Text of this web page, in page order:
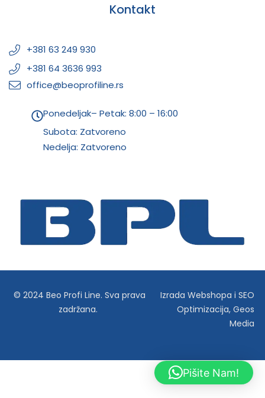
Kontakt
+381 63 249 930
+381 64 3636 993
office@beoprofiline.rs
Ponedeljak– Petak: 8:00 – 16:00
Subota: Zatvoreno
Nedelja: Zatvoreno
© 2024 Beo Profi Line. Sva prava
zadržana.
Izrada Webshopa iSEO
Optimizacija,Geos
Media
Pišite Nam!